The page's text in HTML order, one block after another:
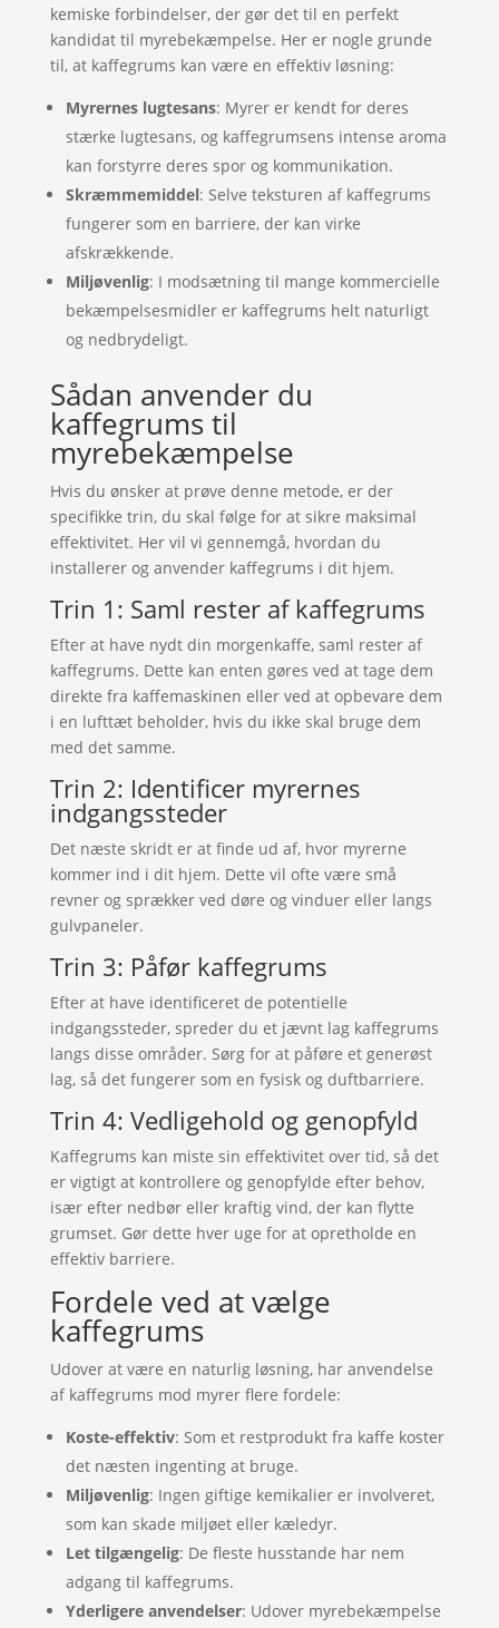
kemiske forbindelser, der gør det til en perfekt
kandidat til myrebekæmpelse. Her er nogle grunde
til, at kaffegrums kan være en effektiv løsning:
Myrernes lugtesans: Myrer er kendt for deres
stærke lugtesans, og kaffegrumsens intense aroma
kan forstyrre deres spor og kommunikation.
Skræmmemiddel: Selve teksturen af kaffegrums
fungerer som en barriere, der kan virke
afskrækkende.
Miljøvenlig: I modsætning til mange kommercielle
bekæmpelsesmidler er kaffegrums helt naturligt
og nedbrydeligt.
Sådan anvender du
kaffegrums til
myrebekæmpelse
Hvis du ønsker at prøve denne metode, er der
specifikke trin, du skal følge for at sikre maksimal
effektivitet. Her vil vi gennemgå, hvordan du
installerer og anvender kaffegrums i dit hjem.
Trin 1: Saml rester af kaffegrums
Efter at have nydt din morgenkaffe, saml rester af
kaffegrums. Dette kan enten gøres ved at tage dem
direkte fra kaffemaskinen eller ved at opbevare dem
i en lufttæt beholder, hvis du ikke skal bruge dem
med det samme.
Trin 2: Identificer myrernes
indgangssteder
Det næste skridt er at finde ud af, hvor myrerne
kommer ind i dit hjem. Dette vil ofte være små
revner og sprækker ved døre og vinduer eller langs
gulvpaneler.
Trin 3: Påfør kaffegrums
Efter at have identificeret de potentielle
indgangssteder, spreder du et jævnt lag kaffegrums
langs disse områder. Sørg for at påføre et generøst
lag, så det fungerer som en fysisk og duftbarriere.
Trin 4: Vedligehold og genopfyld
Kaffegrums kan miste sin effektivitet over tid, så det
er vigtigt at kontrollere og genopfylde efter behov,
især efter nedbør eller kraftig vind, der kan flytte
grumset. Gør dette hver uge for at opretholde en
effektiv barriere.
Fordele ved at vælge
kaffegrums
Udover at være en naturlig løsning, har anvendelse
af kaffegrums mod myrer flere fordele:
Koste-effektiv: Som et restprodukt fra kaffe koster
det næsten ingenting at bruge.
Miljøvenlig: Ingen giftige kemikalier er involveret,
som kan skade miljøet eller kæledyr.
Let tilgængelig: De fleste husstande har nem
adgang til kaffegrums.
Yderligere anvendelser: Udover myrebekæmpelse